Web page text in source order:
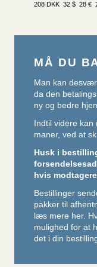
208 DKK 32 $ 28 €
MÅ DU
Man kan
da den
ny og bedre
Indtil videre
maner, ved at
Husk i
hvis
Bestillinger
pakker til
læs mere her.
mulighed for at
det i din